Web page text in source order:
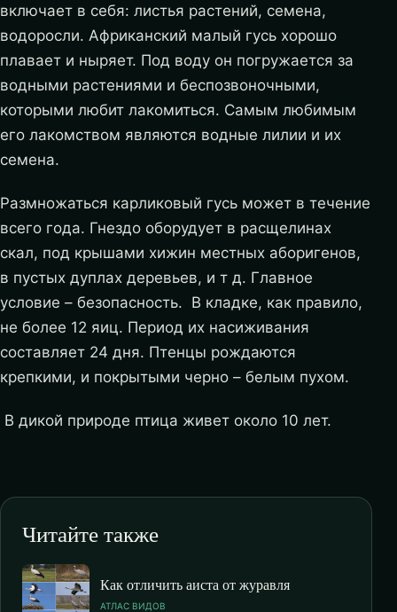
включает в себя: листья растений, семена,
водоросли. Африканский малый гусь хорошо
плавает и ныряет. Под воду он погружается за
водными растениями и беспозвоночными,
которыми любит лакомиться. Самым любимым
его лакомством являются водные лилии и их
семена.
Размножаться карликовый гусь может в течение
всего года. Гнездо оборудует в расщелинах
скал, под крышами хижин местных аборигенов,
в пустых дуплах деревьев, и т д. Главное
условие – безопасность. В кладке, как правило,
не более 12 яиц. Период их насиживания
составляет 24 дня. Птенцы рождаются
крепкими, и покрытыми черно – белым пухом.
В дикой природе птица живет около 10 лет.
Читайте также
Как отличить аиста от журавля
АТЛАС ВИДОВ